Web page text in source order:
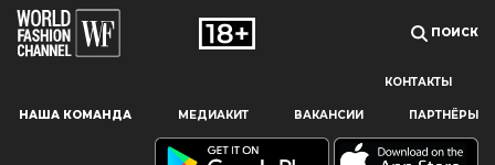
Наш сайт использует файлы cookie и похожие технологии,
пользователям, предоставляя персонализированную
ПОИСК
КОНТАКТЫ
НАША КОМАНДА МЕДИАКИТ ВАКАНСИИ ПАРТНЁРЫ